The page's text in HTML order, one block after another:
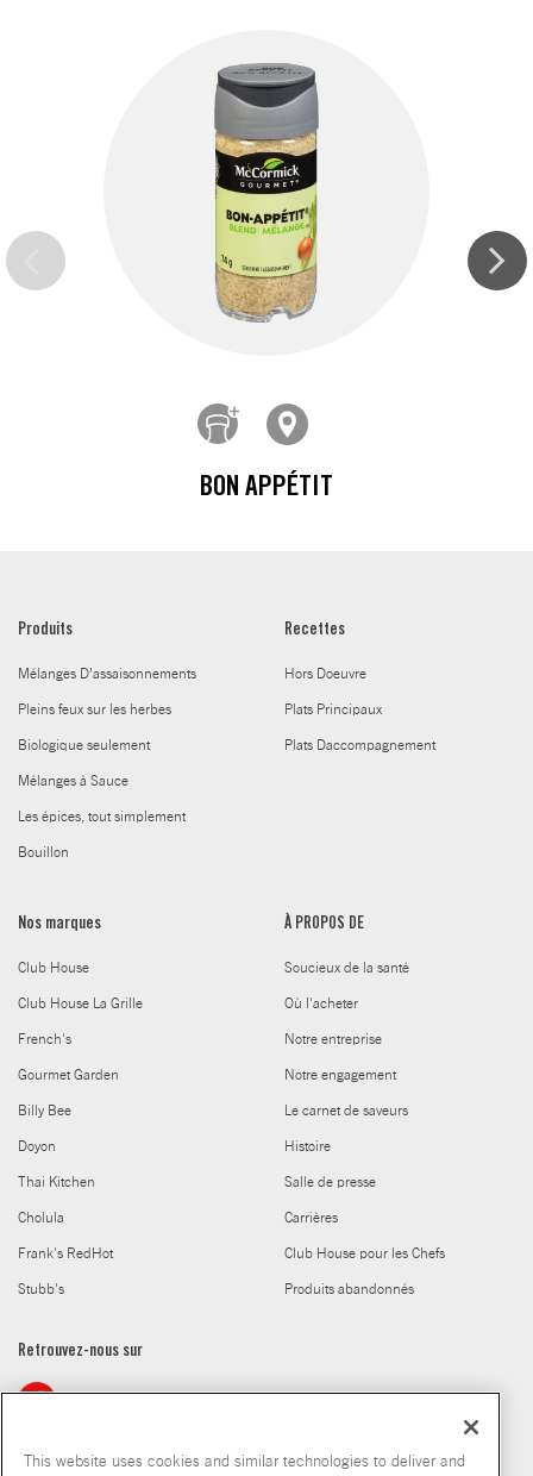
BON APPÉTIT
Produits
Mélanges D’assaisonnements
Pleins feux sur les herbes
Biologique seulement
Mélanges à Sauce
Les épices, tout simplement
Bouillon
Recettes
Hors Doeuvre
Plats Principaux
Plats Daccompagnement
Nos marques
Club House
Club House La Grille
French's
Gourmet Garden
Billy Bee
Doyon
Thai Kitchen
Cholula
Frank's RedHot
Stubb's
À PROPOS DE
Soucieux de la santé
Où l'acheter
Notre entreprise
Notre engagement
Le carnet de saveurs
Histoire
Salle de presse
Carrières
Club House pour les Chefs
Produits abandonnés
Retrouvez-nous sur
This website uses cookies and similar technologies to deliver and